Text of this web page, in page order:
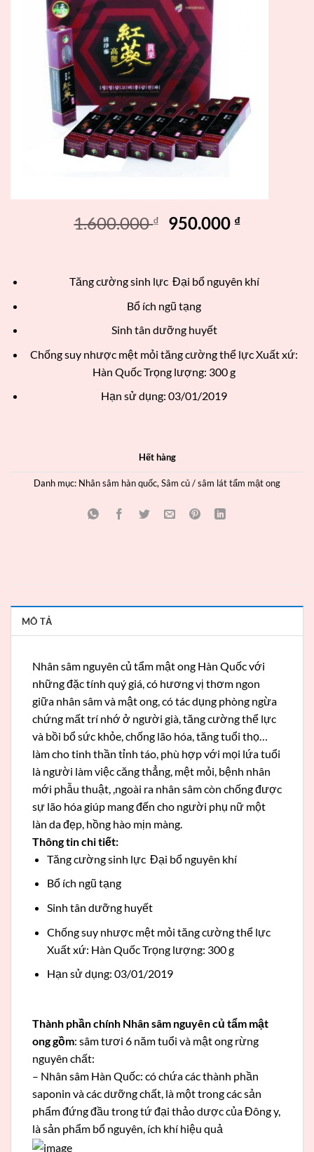
1.600.000₫ 950.000 ₫
Tăng cường sinh lực Đại bổ nguyên khí
Bổ ích ngũ tạng
Sinh tân dưỡng huyết
Chống suy nhược mệt mỏi tăng cường thể lực Xuất xứ:
Hàn Quốc Trọng lượng: 300 g
Hạn sử dụng: 03/01/2019
Hết hàng
Danh mục: Nhân sâm hàn quốc, Sâm củ / sâm lát tẩm mật ong
MÔ TẢ
Nhân sâm nguyên củ tẩm mật ong Hàn Quốc với
những đặc tính quý giá, có hương vị thơm ngon
giữa nhân sâm và mật ong, có tác dụng phòng ngừa
chứng mất trí nhớ ở người già, tăng cường thể lực
và bồi bổ sức khỏe, chống lão hóa, tăng tuổi thọ…
làm cho tinh thần tỉnh táo, phù hợp với mọi lứa tuổi
là người làm việc căng thẳng, mệt mỏi, bệnh nhân
mới phẫu thuật, ,ngoài ra nhân sâm còn chống được
sự lão hóa giúp mang đến cho người phụ nữ một
làn da đẹp, hồng hào mịn màng.
Thông tin chi tiết:
Tăng cường sinh lực Đại bổ nguyên khí
Bổ ích ngũ tạng
Sinh tân dưỡng huyết
Chống suy nhược mệt mỏi tăng cường thể lực
Xuất xứ: Hàn Quốc Trọng lượng: 300 g
Hạn sử dụng: 03/01/2019
Thành phần chính Nhân sâm nguyên củ tẩm mật
ong gồm: sâm tươi 6 năm tuổi và mật ong rừng
nguyên chất:
– Nhân sâm Hàn Quốc: có chứa các thành phần
saponin và các dưỡng chất, là một trong các sản
phẩm đứng đầu trong tứ đại thảo dược của Đông y,
là sản phẩm bổ nguyên, ích khí hiệu quả